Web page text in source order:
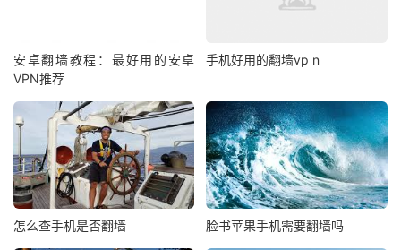
安卓翻墙教程：最好用的安卓
VPN推荐
手机好用的翻墙vp n
怎么查手机是否翻墙 脸书苹果手机需要翻墙吗